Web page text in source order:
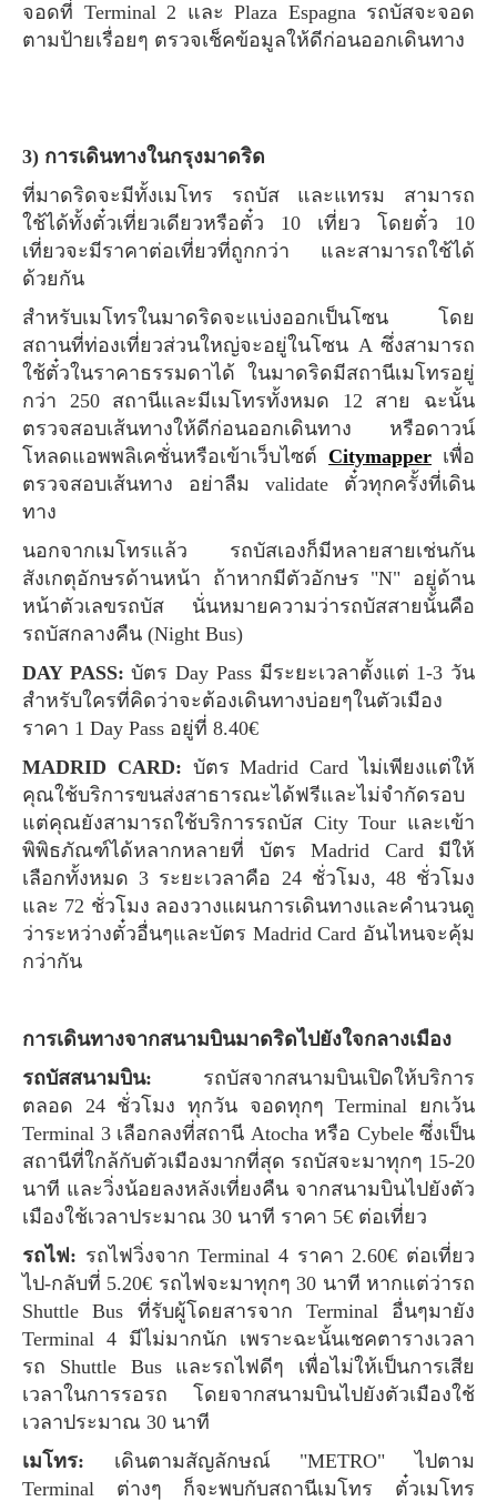
จอดที่ Terminal 2 และ Plaza Espagna รถบัสจะจอด
ตามป้ายเรื่อยๆ ตรวจเช็คข้อมูลให้ดีก่อนออกเดินทาง
3) การเดินทางในกรุงมาดริด
ที่มาดริดจะมีทั้งเมโทร รถบัส และแทรม สามารถ
ใช้ได้ทั้งตั๋วเที่ยวเดียวหรือตั๋ว 10 เที่ยว โดยตั๋ว 10
เที่ยวจะมีราคาต่อเที่ยวที่ถูกกว่า และสามารถใช้ได้
ด้วยกัน
สำหรับเมโทรในมาดริดจะแบ่งออกเป็นโซน โดย
สถานที่ท่องเที่ยวส่วนใหญ่จะอยู่ในโซน A ซึ่งสามารถ
ใช้ตั๋วในราคาธรรมดาได้ ในมาดริดมีสถานีเมโทรอยู่
กว่า 250 สถานีและมีเมโทรทั้งหมด 12 สาย ฉะนั้น
ตรวจสอบเส้นทางให้ดีก่อนออกเดินทาง หรือดาวน์
โหลดแอพพลิเคชั่นหรือเข้าเว็บไซต์ Citymapper เพื่อ
ตรวจสอบเส้นทาง อย่าลืม validate ตั๋วทุกครั้งที่เดิน
ทาง
นอกจากเมโทรแล้ว รถบัสเองก็มีหลายสายเช่นกัน
สังเกตุอักษรด้านหน้า ถ้าหากมีตัวอักษร "N" อยู่ด้าน
หน้าตัวเลขรถบัส นั่นหมายความว่ารถบัสสายนั้นคือ
รถบัสกลางคืน (Night Bus)
DAY PASS: บัตร Day Pass มีระยะเวลาตั้งแต่ 1-3 วัน
สำหรับใครที่คิดว่าจะต้องเดินทางบ่อยๆในตัวเมือง
ราคา 1 Day Pass อยู่ที่ 8.40€
MADRID CARD: บัตร Madrid Card ไม่เพียงแต่ให้
คุณใช้บริการขนส่งสาธารณะได้ฟรีและไม่จำกัดรอบ
แต่คุณยังสามารถใช้บริการรถบัส City Tour และเข้า
พิพิธภัณฑ์ได้หลากหลายที่ บัตร Madrid Card มีให้
เลือกทั้งหมด 3 ระยะเวลาคือ 24 ชั่วโมง, 48 ชั่วโมง
และ 72 ชั่วโมง ลองวางแผนการเดินทางและคำนวนดู
ว่าระหว่างตั๋วอื่นๆและบัตร Madrid Card อันไหนจะคุ้ม
กว่ากัน
การเดินทางจากสนามบินมาดริดไปยังใจกลางเมือง
รถบัสสนามบิน: รถบัสจากสนามบินเปิดให้บริการ
ตลอด 24 ชั่วโมง ทุกวัน จอดทุกๆ Terminal ยกเว้น
Terminal 3 เลือกลงที่สถานี Atocha หรือ Cybele ซึ่งเป็น
สถานีที่ใกล้กับตัวเมืองมากที่สุด รถบัสจะมาทุกๆ 15-20
นาที และวิ่งน้อยลงหลังเที่ยงคืน จากสนามบินไปยังตัว
เมืองใช้เวลาประมาณ 30 นาที ราคา 5€ ต่อเที่ยว
รถไฟ: รถไฟวิ่งจาก Terminal 4 ราคา 2.60€ ต่อเที่ยว
ไป-กลับที่ 5.20€ รถไฟจะมาทุกๆ 30 นาที หากแต่ว่ารถ
Shuttle Bus ที่รับผู้โดยสารจาก Terminal อื่นๆมายัง
Terminal 4 มีไม่มากนัก เพราะฉะนั้นเชคตารางเวลา
รถ Shuttle Bus และรถไฟดีๆ เพื่อไม่ให้เป็นการเสีย
เวลาในการรอรถ โดยจากสนามบินไปยังตัวเมืองใช้
เวลาประมาณ 30 นาที
เมโทร: เดินตามสัญลักษณ์ "METRO" ไปตาม
Terminal ต่างๆ ก็จะพบกับสถานีเมโทร ตั๋วเมโทร